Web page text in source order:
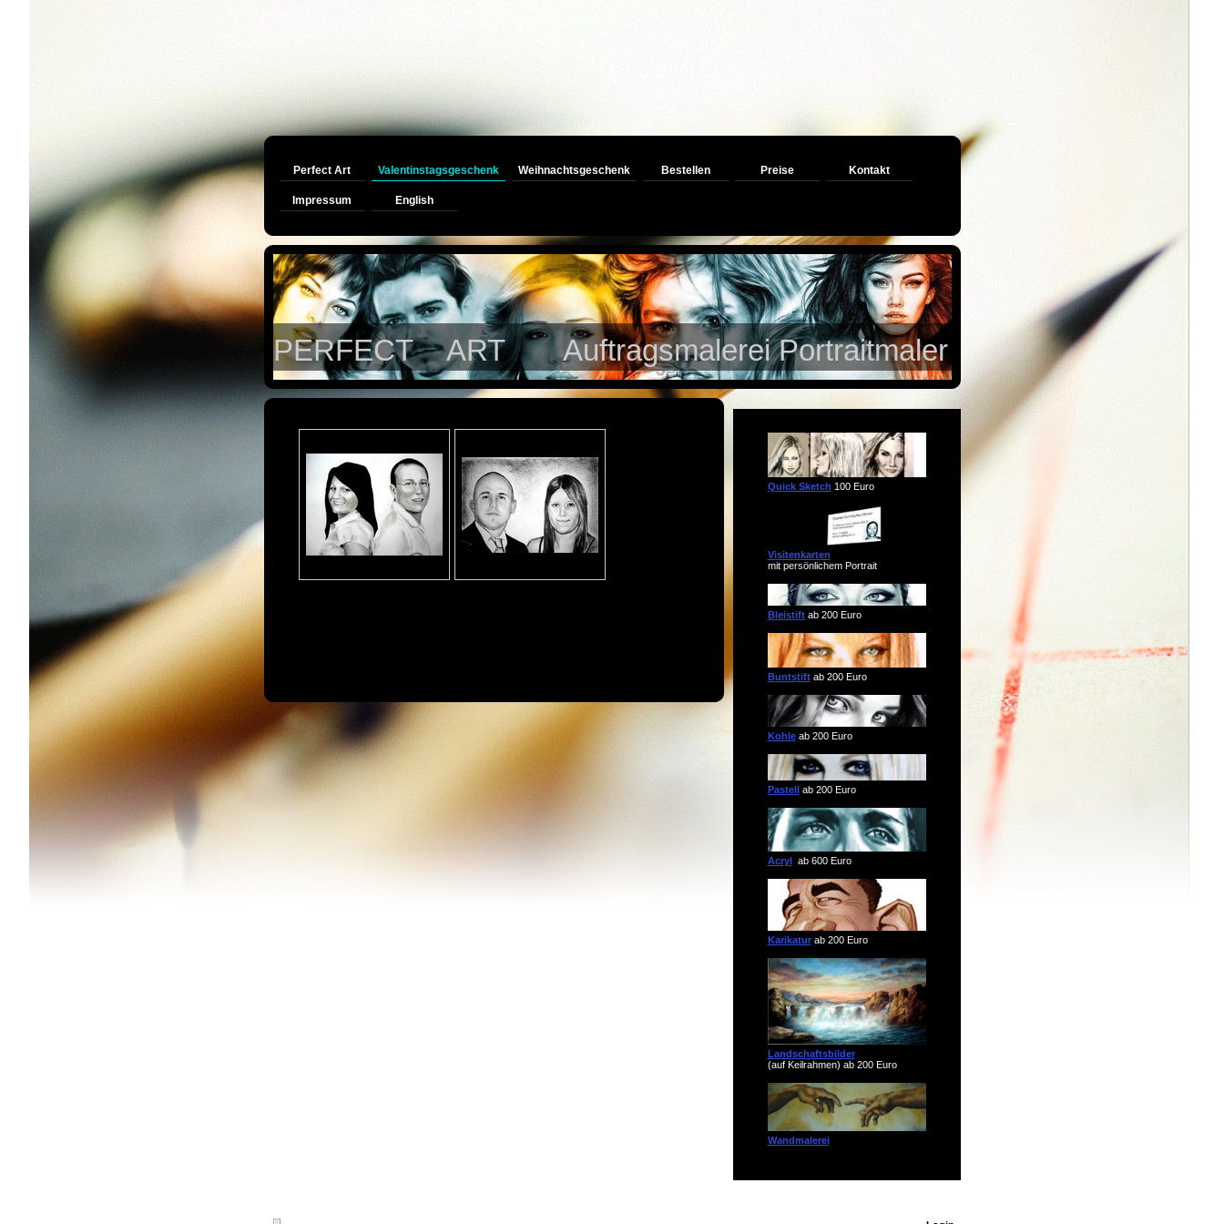
Perfect Art Valentinstagsgeschenk Weihnachtsgeschenk Bestellen Preise Kontakt
Impressum English
PERFECT ART Auftragsmalerei Portraitmaler Wien
Quick Sketch 100 Euro
Visitenkarten
mit persönlichem Portrait
Bleistiftab 200 Euro
Buntstiftab 200 Euro
Kohleab 200 Euro
Pastell ab 200 Euro
Acryl ab 600 Euro
Karikaturab 200 Euro
Landschaftsbilder
(auf Keilrahmen) ab 200 Euro
Wandmalerei